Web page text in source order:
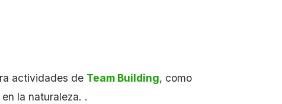
actividades de Team Building, como
la naturaleza. .